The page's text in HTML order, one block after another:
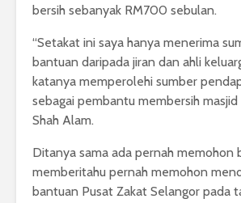
bersih sebanyak RM700 sebulan.
“Setakat ini saya hanya menerima
bantuan daripada jiran dan ahli
katanya memperolehi sumber
sebagai pembantu membersih masjid
Shah Alam.
Ditanya sama ada pernah memohon
memberitahu pernah memohon
bantuan Pusat Zakat Selangor pada